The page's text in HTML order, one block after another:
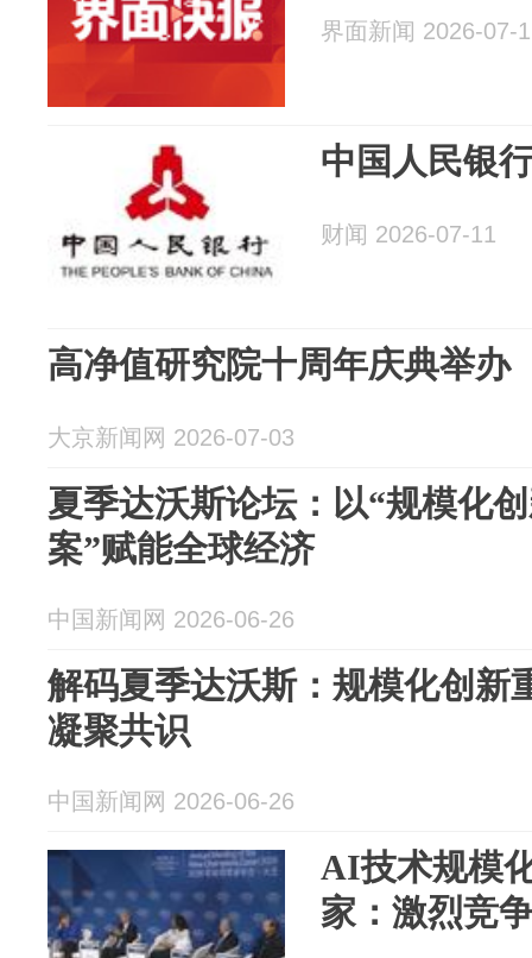
界面新闻 2026-07-
中国人民银
财闻 2026-07-11
高净值研究院十周年庆典举办
大京新闻网 2026-07-03
夏季达沃斯论坛：以“规模化
案”赋能全球经济
中国新闻网 2026-06-26
解码夏季达沃斯：规模化创新
凝聚共识
中国新闻网 2026-06-26
AI技术规模
家：激烈竞